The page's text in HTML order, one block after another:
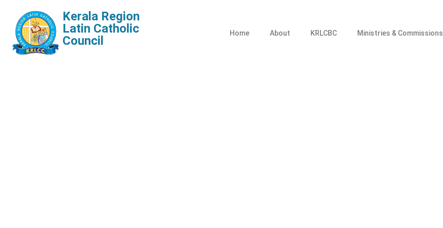
Kerala Region
Latin Catholic
Council
Home About KRLCBC Ministries & Commissions